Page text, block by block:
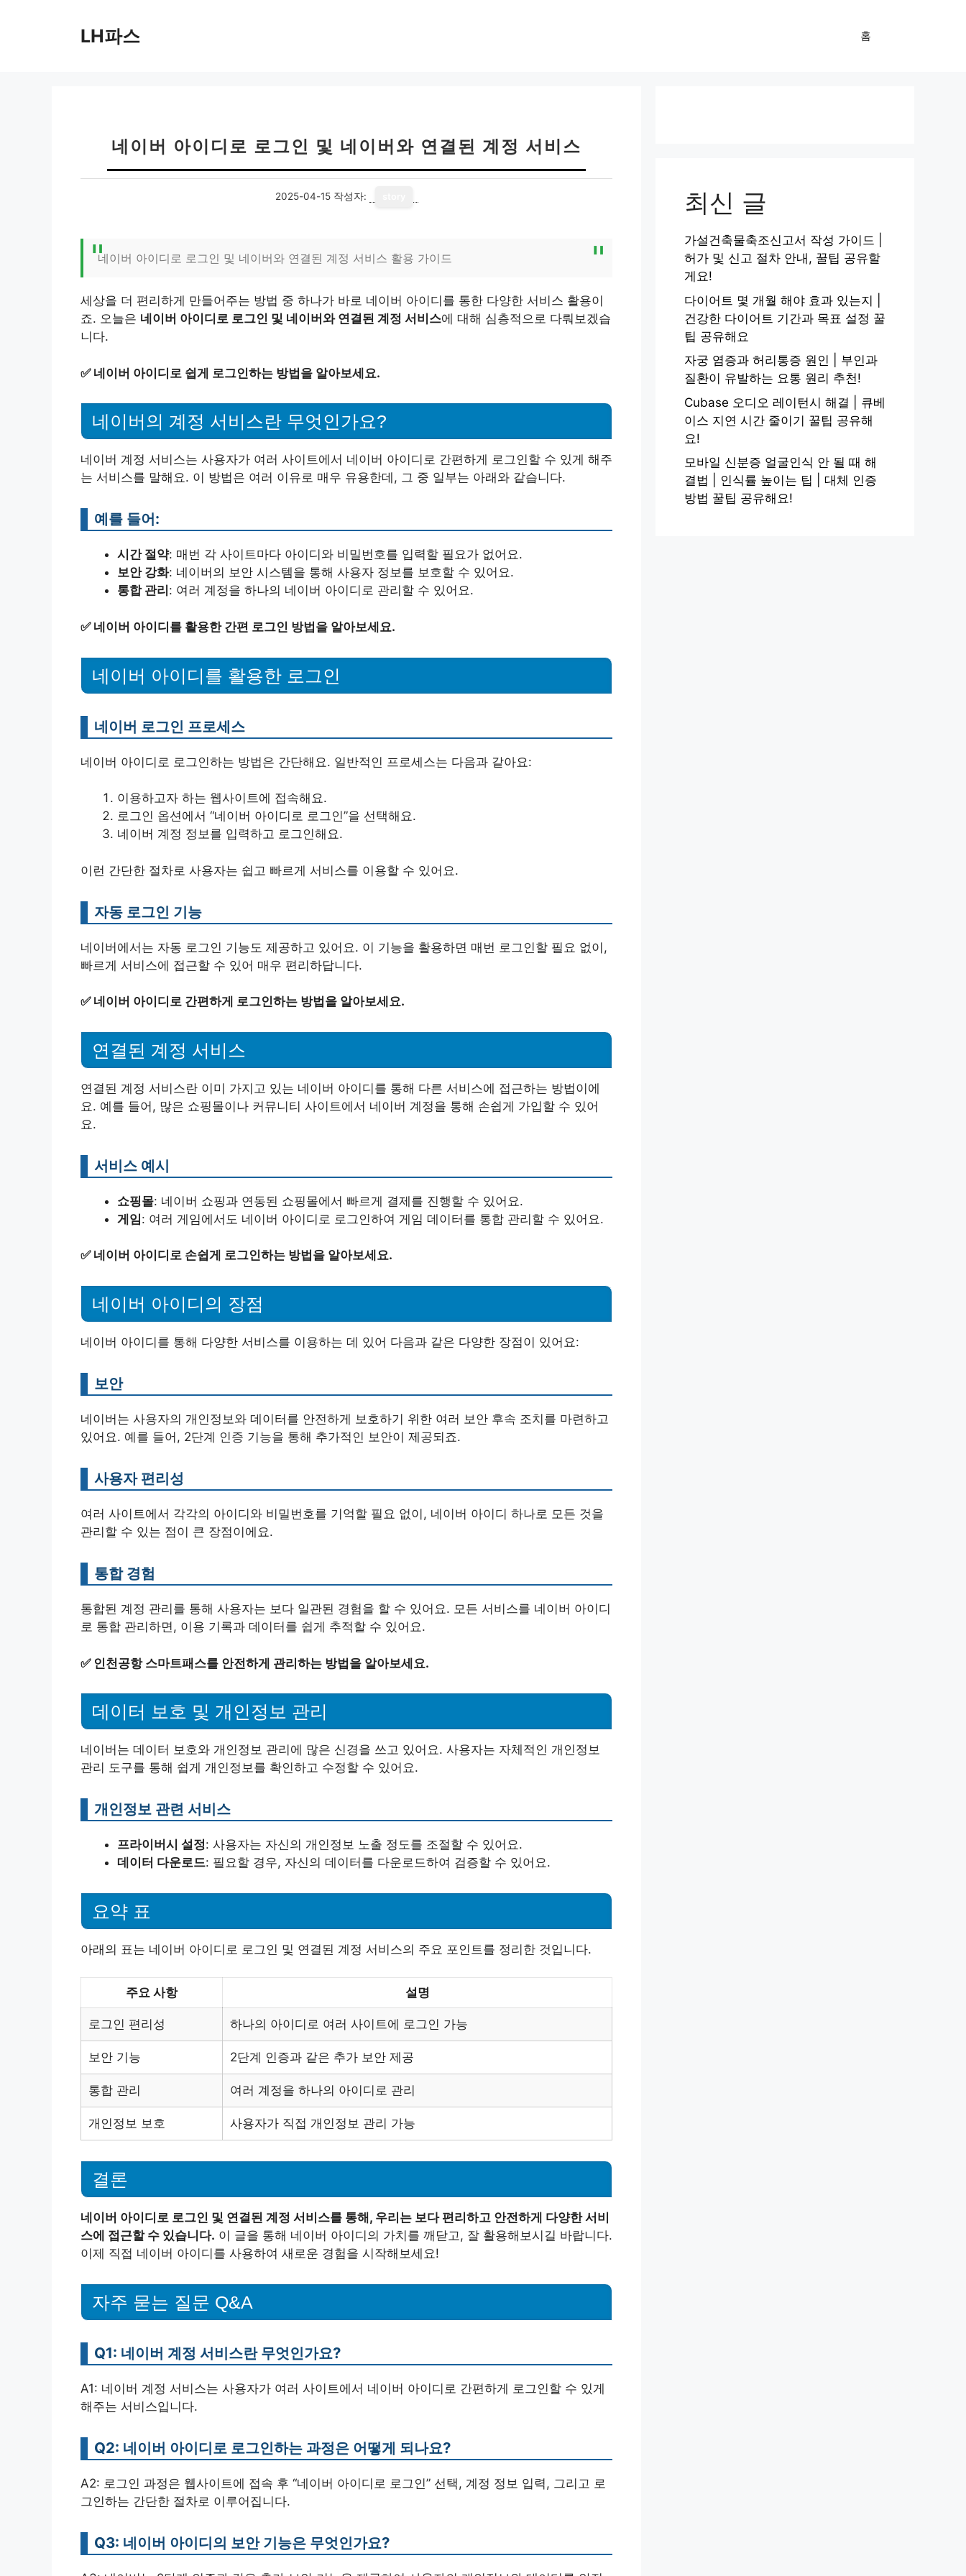
LH파스 홈
네이버 아이디로 로그인 및 네이버와 연결된 계정 서비스
2025-04-15 작성자:
네이버 아이디로 로그인 및 네이버와 연결된 계정 서비스 활용 가이드
세상을 더 편리하게 만들어주는 방법 중 하나가 바로 네이버 아이디를 통한 다양한 서비스 활용이
죠. 오늘은 네이버 아이디로 로그인 및 네이버와 연결된 계정 서비스에 대해 심층적으로 다뤄보겠습
니다.
✅ 네이버 아이디로 쉽게 로그인하는 방법을 알아보세요.
네이버의 계정 서비스란 무엇인가요?
네이버 계정 서비스는 사용자가 여러 사이트에서 네이버 아이디로 간편하게 로그인할 수 있게 해주
는 서비스를 말해요. 이 방법은 여러 이유로 매우 유용한데, 그 중 일부는 아래와 같습니다.
예를 들어:
시간 절약: 매번 각 사이트마다 아이디와 비밀번호를 입력할 필요가 없어요.
보안 강화: 네이버의 보안 시스템을 통해 사용자 정보를 보호할 수 있어요.
통합 관리 : 여러 계정을 하나의 네이버 아이디로 관리할 수 있어요.
✅ 네이버 아이디를 활용한 간편 로그인 방법을 알아보세요.
네이버 아이디를 활용한 로그인
네이버 로그인 프로세스
네이버 아이디로 로그인하는 방법은 간단해요. 일반적인 프로세스는 다음과 같아요:
이용하고자 하는 웹사이트에 접속해요.
로그인 옵션에서 “네이버 아이디로 로그인”을 선택해요.
네이버 계정 정보를 입력하고 로그인해요.
이런 간단한 절차로 사용자는 쉽고 빠르게 서비스를 이용할 수 있어요.
자동 로그인 기능
네이버에서는 자동 로그인 기능도 제공하고 있어요. 이 기능을 활용하면 매번 로그인할 필요 없이,
빠르게 서비스에 접근할 수 있어 매우 편리하답니다.
✅ 네이버 아이디로 간편하게 로그인하는 방법을 알아보세요.
연결된 계정 서비스
연결된 계정 서비스란 이미 가지고 있는 네이버 아이디를 통해 다른 서비스에 접근하는 방법이에
요. 예를 들어, 많은 쇼핑몰이나 커뮤니티 사이트에서 네이버 계정을 통해 손쉽게 가입할 수 있어
요.
서비스 예시
쇼핑몰: 네이버 쇼핑과 연동된 쇼핑몰에서 빠르게 결제를 진행할 수 있어요.
게임: 여러 게임에서도 네이버 아이디로 로그인하여 게임 데이터를 통합 관리할 수 있어요.
✅ 네이버 아이디로 손쉽게 로그인하는 방법을 알아보세요.
네이버 아이디의 장점
네이버 아이디를 통해 다양한 서비스를 이용하는 데 있어 다음과 같은 다양한 장점이 있어요:
보안
네이버는 사용자의 개인정보와 데이터를 안전하게 보호하기 위한 여러 보안 후속 조치를 마련하고
있어요. 예를 들어, 2단계 인증 기능을 통해 추가적인 보안이 제공되죠.
사용자 편리성
여러 사이트에서 각각의 아이디와 비밀번호를 기억할 필요 없이, 네이버 아이디 하나로 모든 것을
관리할 수 있는 점이 큰 장점이에요.
통합 경험
통합된 계정 관리를 통해 사용자는 보다 일관된 경험을 할 수 있어요. 모든 서비스를 네이버 아이디
로 통합 관리하면, 이용 기록과 데이터를 쉽게 추적할 수 있어요.
✅ 인천공항 스마트패스를 안전하게 관리하는 방법을 알아보세요.
데이터 보호 및 개인정보 관리
네이버는 데이터 보호와 개인정보 관리에 많은 신경을 쓰고 있어요. 사용자는 자체적인 개인정보
관리 도구를 통해 쉽게 개인정보를 확인하고 수정할 수 있어요.
개인정보 관련 서비스
프라이버시 설정: 사용자는 자신의 개인정보 노출 정도를 조절할 수 있어요.
데이터 다운로드: 필요할 경우, 자신의 데이터를 다운로드하여 검증할 수 있어요.
요약 표
아래의 표는 네이버 아이디로 로그인 및 연결된 계정 서비스의 주요 포인트를 정리한 것입니다.
주요 사항 설명
로그인 편리성 하나의 아이디로 여러 사이트에 로그인 가능
보안 기능 2단계 인증과 같은 추가 보안 제공
통합 관리 여러 계정을 하나의 아이디로 관리
개인정보 보호 사용자가 직접 개인정보 관리 가능
결론
네이버 아이디로 로그인 및 연결된 계정 서비스를 통해, 우리는 보다 편리하고 안전하게 다양한 서비
스에 접근할 수 있습니다. 이 글을 통해 네이버 아이디의 가치를 깨닫고, 잘 활용해보시길 바랍니다.
이제 직접 네이버 아이디를 사용하여 새로운 경험을 시작해보세요!
자주 묻는 질문 Q&A
Q1: 네이버 계정 서비스란 무엇인가요?
A1: 네이버 계정 서비스는 사용자가 여러 사이트에서 네이버 아이디로 간편하게 로그인할 수 있게
해주는 서비스입니다.
Q2: 네이버 아이디로 로그인하는 과정은 어떻게 되나요?
A2: 로그인 과정은 웹사이트에 접속 후 “네이버 아이디로 로그인” 선택, 계정 정보 입력, 그리고 로
그인하는 간단한 절차로 이루어집니다.
Q3: 네이버 아이디의 보안 기능은 무엇인가요?
최신 글
가설건축물축조신고서 작성 가이드 |
허가 및 신고 절차 안내, 꿀팁 공유할
게요!
다이어트 몇 개월 해야 효과 있는지 |
건강한 다이어트 기간과 목표 설정 꿀
팁 공유해요
자궁 염증과 허리통증 원인 | 부인과
질환이 유발하는 요통 원리 추천!
Cubase 오디오 레이턴시 해결 | 큐베
이스 지연 시간 줄이기 꿀팁 공유해
요!
모바일 신분증 얼굴인식 안 될 때 해
결법 | 인식률 높이는 팁 | 대체 인증
방법 꿀팁 공유해요!